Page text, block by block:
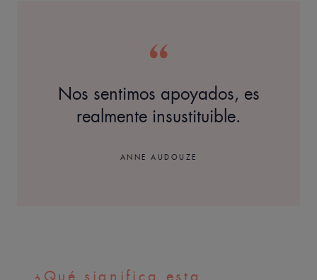
Nos sentimos apoyados, es
realmente insustituible.
ANNE AUDOUZE
¿Qué significa esta